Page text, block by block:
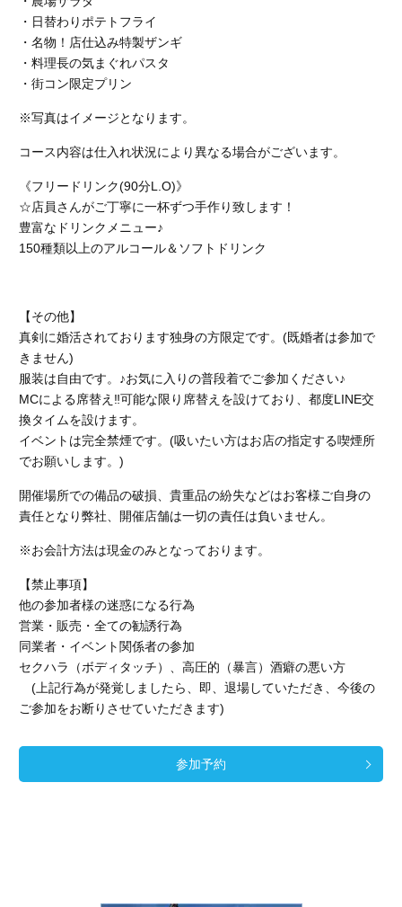
・日替わりポテトフライ
・名物！店仕込み特製ザンギ
・料理長の気まぐれパスタ
・街コン限定プリン
※写真はイメージとなります。
コース内容は仕入れ状況により異なる場合がございます。
《フリードリンク(90分L.O)》
☆店員さんがご丁寧に一杯ずつ手作り致します！
豊富なドリンクメニュー♪
150種類以上のアルコール＆ソフトドリンク
【その他】
真剣に婚活されております独身の方限定です。(既婚者は参加で
きません)
服装は自由です。♪お気に入りの普段着でご参加ください♪
MCによる席替え‼︎可能な限り席替えを設けており、都度LINE交
換タイムを設けます。
イベントは完全禁煙です。(吸いたい方はお店の指定する喫煙所
でお願いします。)
開催場所での備品の破損、貴重品の紛失などはお客様ご自身の
責任となり弊社、開催店舗は一切の責任は負いません。
※お会計方法は現金のみとなっております。
【禁止事項】
他の参加者様の迷惑になる行為
営業・販売・全ての勧誘行為
同業者・イベント関係者の参加
セクハラ（ボディタッチ）、高圧的（暴言）酒癖の悪い方
(上記行為が発覚しましたら、即、退場していただき、今後の
ご参加をお断りさせていただきます)
参加予約